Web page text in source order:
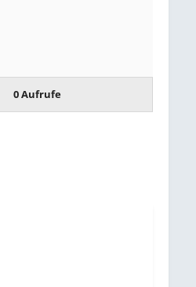
0 Aufrufe